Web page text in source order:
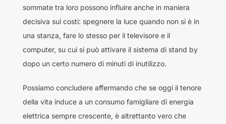
sommate tra loro possono influire anche in maniera
decisiva sui costi: spegnere la luce quando non si è in
una stanza, fare lo stesso per il televisore e il
computer, su cui si può attivare il sistema di stand by
dopo un certo numero di minuti di inutilizzo.
Possiamo concludere affermando che se oggi il tenore
della vita induce a un consumo famigliare di energia
elettrica sempre crescente, è altrettanto vero che